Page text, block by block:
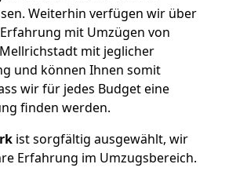
Weiterhin verfügen wir über
mit Umzügen von
mit jeglicher
und können Ihnen somit
wir für jedes Budget eine
finden werden.
ist sorgfältig ausgewählt, wir
Erfahrung im Umzugsbereich.